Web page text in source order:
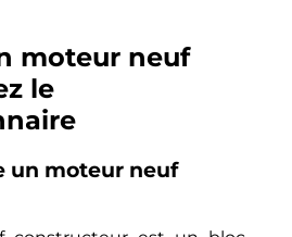
moteur neuf
le
un moteur neuf